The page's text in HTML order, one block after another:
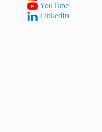
YouTube
LinkedIn